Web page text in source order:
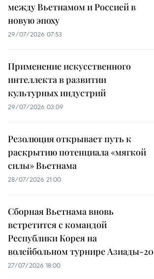
между Вьетнамом и Россией в
новую эпоху
29/07/2026 07:53
Применение искусственного
интеллекта в развитии
культурных индустрий
29/07/2026 03:09
Резолюция открывает путь к
раскрытию потенциала «мягкой
силы» Вьетнама
28/07/2026 21:00
Сборная Вьетнама вновь
встретится с командой
Республики Корея на
волейбольном турнире Азиады-20
27/07/2026 18:00